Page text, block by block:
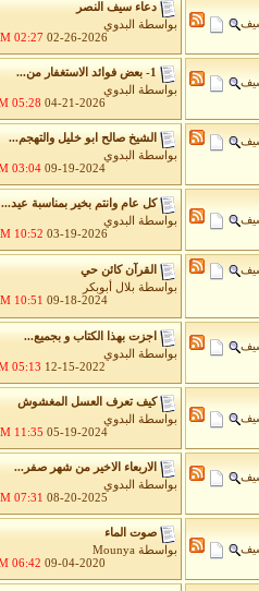
دعاء سيف النصر
بواسطة
البدوي
02-26-2026
02:27 AM
1- بعض فوائد الاستغفار من...
بواسطة
البدوي
04-21-2026
05:28 PM
الشيخ صالح ابو خليل والتهجم...
بواسطة
البدوي
09-19-2024
03:04 PM
كل عام وانتم بخير بمناسبة عيد...
بواسطة
البدوي
03-19-2026
10:52 AM
القرآن كائن حي
بواسطة بلال أبوبكر
09-18-2024
10:51 AM
اجزت بهذا الكتاب و بجميع...
بواسطة
البدوي
12-15-2022
05:13 PM
كيف تعرف العسل المغشوش
بواسطة
البدوي
05-19-2024
11:35 AM
الاربعاء الاخير من شهر صفر...
بواسطة
البدوي
08-20-2025
07:31 AM
صوت الماء
بواسطة Mounya
09-04-2020
06:42 PM